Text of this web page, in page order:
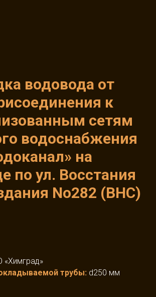
водовода от
к
сетям
водоснабжения
на
по ул. Восстания
No282 (ВНС)
«Химград»
трубы: d250 мм